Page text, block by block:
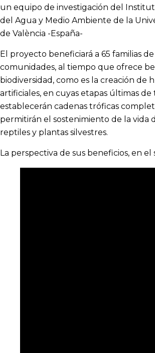
un equipo de investigación del
del Agua y Medio Ambiente de la
de València -España-
El proyecto beneficiará a 65 familias
comunidades, al tiempo que ofrece
biodiversidad, como es la creación de
artificiales, en cuyas etapas últimas
establecerán cadenas tróficas
permitirán el sostenimiento de la vida
reptiles y plantas silvestres.
La perspectiva de sus beneficios, en